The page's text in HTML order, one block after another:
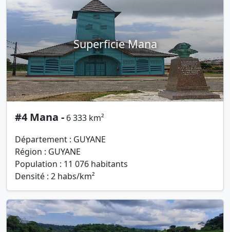
Superficie Mana
#4 Mana - 6 333 km²
Département : GUYANE
Région : GUYANE
Population : 11 076 habitants
Densité : 2 habs/km²